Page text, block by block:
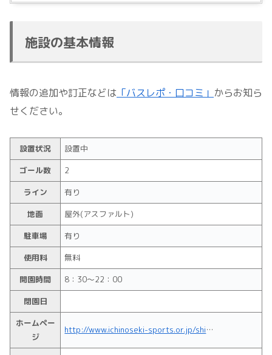
施設の基本情報
情報の追加や訂正などは 「バスレポ・口コミ」 からお知ら
せください。
設置状況
設置中
ゴール数
2
ライン
有り
地面
屋外(アスファルト)
駐車場
有り
使用料
無料
開園時間
8：30～22：00
閉園日
ホームペー
ジ
http://www.ichinoseki-sports.or.jp/shisetsu/ichinoseki/udome.html